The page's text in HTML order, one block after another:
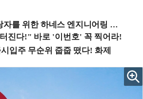
하네스 엔지니어링 입문과정 (8/20 신논현역)